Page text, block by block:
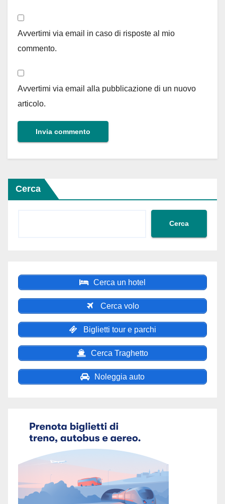
Avvertimi via email in caso di risposte al mio
commento.
Avvertimi via email alla pubblicazione di un nuovo
articolo.
Cerca
Cerca
Cerca un hotel
Cerca volo
Biglietti tour e parchi
Cerca Traghetto
Noleggia auto